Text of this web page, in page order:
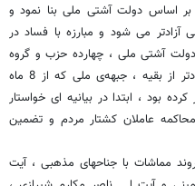
اساس دولت آشتی ملی بنا نمود و
می شود و مبارزه با فساد در
آشتی ملی ، چهارده حزب و گروه
سیاسی جدید ، اعلام موجودیت کردند. زودتر از بقیه ، جبهه‌ی ملی که از 8 ماه
بود ، ابتدا در بیانیه ای خواستار
عاملان کشتار مردم و تضمین
مماشات با جناحهای مذهبی ، آیت